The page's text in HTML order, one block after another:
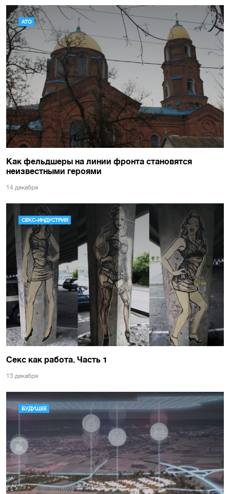
АТО
Как фельдшеры на линии фронта становятся
неизвестными героями
14 декабря
СЕКС-ИНДУСТРИЯ
Секс как работа. Часть 1
13 декабря
БУДУЩЕЕ